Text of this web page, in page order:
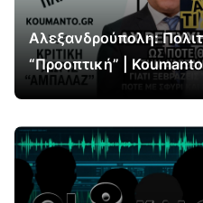
Αλεξανδρούπολη:
“Προοπτική” |